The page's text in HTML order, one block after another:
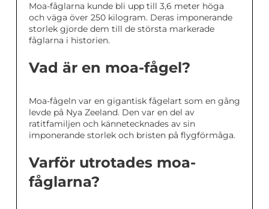
Moa-fåglarna kunde bli upp till 3,6 meter höga
och väga över 250 kilogram. Deras imponerande
storlek gjorde dem till de största markerade
fåglarna i historien.
Vad är en moa-fågel?
Moa-fågeln var en gigantisk fågelart som en gång
levde på Nya Zeeland. Den var en del av
ratitfamiljen och kännetecknades av sin
imponerande storlek och bristen på flygförmåga.
Varför utrotades moa-
fåglarna?